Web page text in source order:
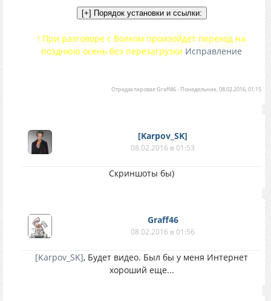
! При разговоре с Волком произойдет переход на
позднюю осень без перезагрузки Исправление
ОтредактировалGraff46- Понедельник, 08.02.2016, 01:15
[Karpov_SK]
08.02.2016 в 01:53
Скриншоты бы)
Graff46
08.02.2016 в 01:56
[Karpov_SK], Будет видео. Был бы у меня Интернет
хороший еще...